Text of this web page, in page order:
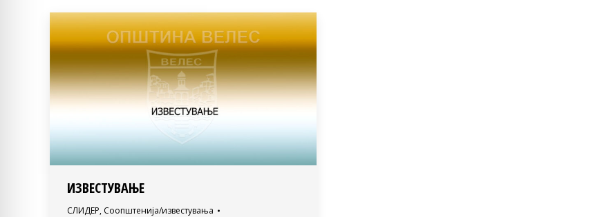
ИЗВЕСТУВАЊЕ
СЛИДЕР, Соопштенија/известувања